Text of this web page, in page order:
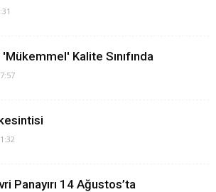
Kalite Sınıfında
Panayırı 14 Ağustos’ta